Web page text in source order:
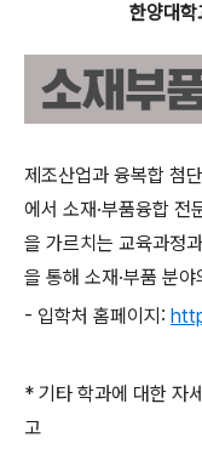
한양대
제조산업과 융복합 첨
에서 소재·부품융합 전
을 가르치는 교육과정
을 통해 소재·부품 분
- 입학처 홈페이지:
* 기타 학과에 대한 자
고